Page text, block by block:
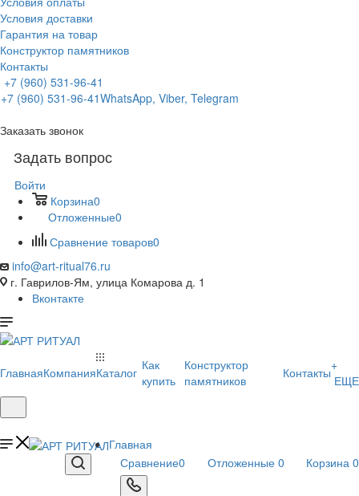
Условия доставки
Гарантия на товар
Конструктор памятников
Контакты
+7 (960) 531-96-41
+7 (960) 531-96-41WhatsApp, Viber, Telegram
Заказать звонок
Задать вопрос
Войти
Корзина0
Отложенные0
Сравнение товаров0
info@art-ritual76.ru
г. Гаврилов-Ям, улица Комарова д. 1
Вконтакте
ГлавнаяКомпанияКаталог Как
купить
Конструктор
памятников
Контакты+
ЕЩЕ
Сравнение0 Отложенные 0 Корзина 0
Главная